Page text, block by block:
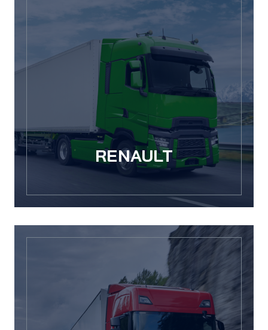
RENAULT